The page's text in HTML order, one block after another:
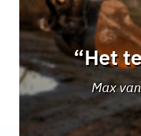
“Het
Max